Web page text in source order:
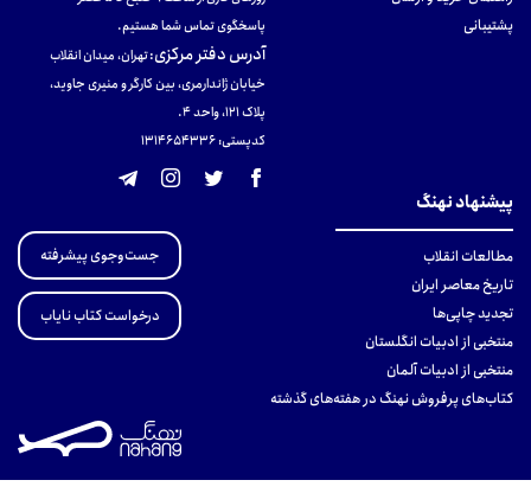
پشتیبانی
پاسخگوی تماس شما هستیم.
آدرس دفتر مرکزی:تهران، میدان انقلاب
خیابان ژاندارمری، بین کارگر و منیری جاوید،
پلاک 121، واحد ۴.
کدپستی: 131465433۶
پیشنهاد نهنگ
مطالعات انقلاب
تاریخ معاصر ایران
تجدید چاپی‌ها
منتخبی از ادبیات انگلستان
منتخبی از ادبیات آلمان
کتاب‌های پرفروش نهنگ در هفته‌های گذشته
جست‌وجوی پیشرفته
درخواست کتاب نایاب